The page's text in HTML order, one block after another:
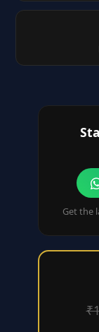
Get the